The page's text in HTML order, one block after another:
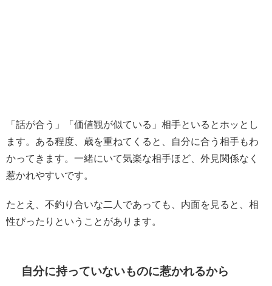
「話が合う」「価値観が似ている」相手といるとホッとし
ます。ある程度、歳を重ねてくると、自分に合う相手もわ
かってきます。一緒にいて気楽な相手ほど、外見関係なく
惹かれやすいです。
たとえ、不釣り合いな二人であっても、内面を見ると、相
性ぴったりということがあります。
自分に持っていないものに惹かれるから